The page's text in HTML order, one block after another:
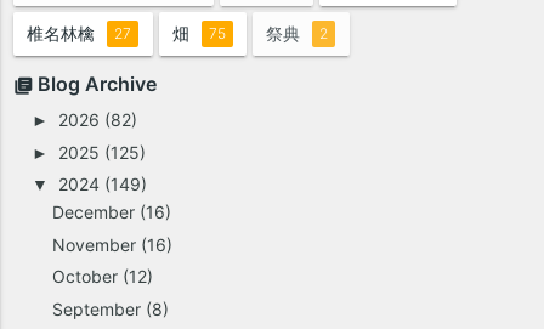
椎名林檎 27 畑 75 祭典 2
Blog Archive
► 2026 (82)
► 2025 (125)
▼ 2024 (149)
December (16)
November (16)
October (12)
September (8)